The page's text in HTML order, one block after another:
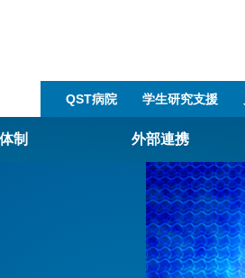
QST病院 学生研究支援​
制 外部連携